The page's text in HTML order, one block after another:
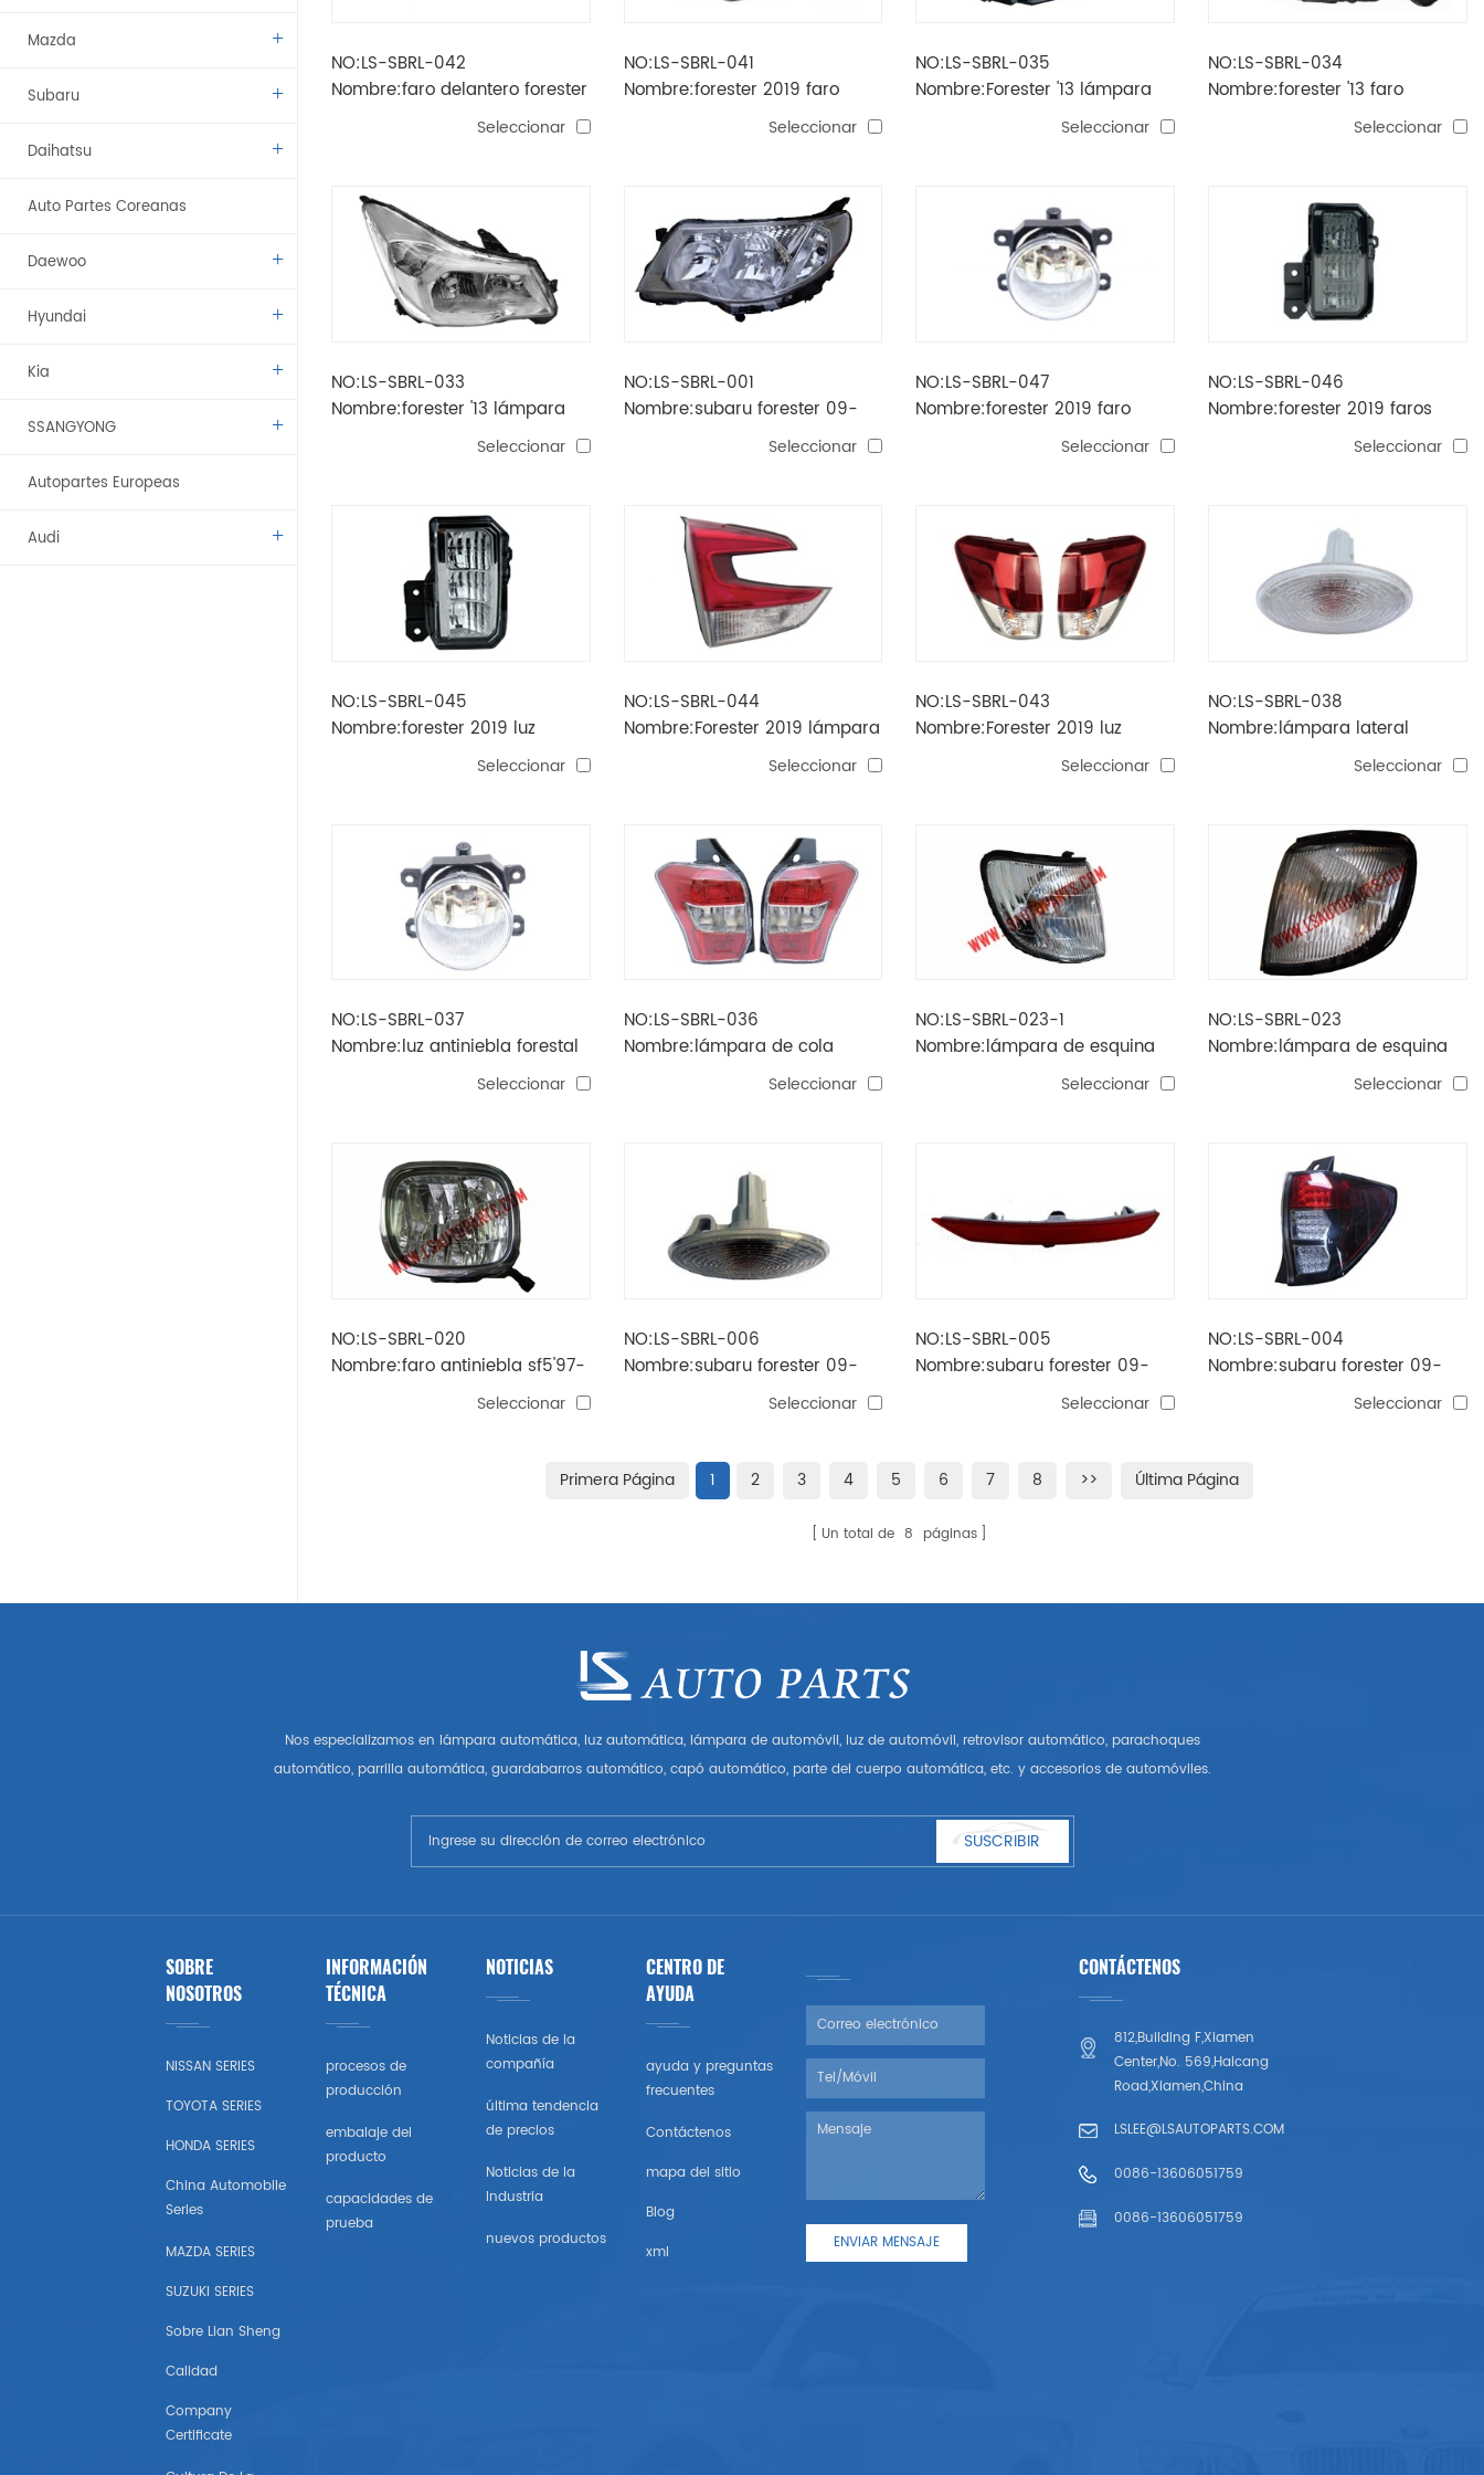
Mazda
Subaru
Daihatsu
Auto Partes Coreanas
Daewoo
Hyundai
Kia
SSANGYONG
Autopartes Europeas
Audi
Nissan (estados Unidos)
Mitsubishi (estados Unidos)
Chrysler Estados Unidos
NO:LS-SBRL-042
Nombre:faro delantero forester
2019 ((w / o led drl) eléctrico
Seleccionar
NO:LS-SBRL-041
Nombre:forester 2019 faro
delantero (w / led drl)Seleccionar
NO:LS-SBRL-035
Nombre:Forester '13 lámpara
frontal hologen （h11 / hb3 /
Seleccionar
NO:LS-SBRL-034
Nombre:forester '13 faro
delantero negro hid (lente
Seleccionar
NO:LS-SBRL-033
Nombre:forester '13 lámpara
de cabeza hid （lenteSeleccionar
NO:LS-SBRL-001
Nombre:subaru forester 09-
lampara principalSeleccionar
NO:LS-SBRL-047
Nombre:forester 2019 faro
Seleccionar
NO:LS-SBRL-046
Nombre:forester 2019 faros
antiniebla (led) lentes de
Seleccionar
NO:LS-SBRL-045
Nombre:forester 2019 luz
antiniebla (led) lenteSeleccionar
NO:LS-SBRL-044
Nombre:Forester 2019 lámpara
de marcha atrás (led)Seleccionar
NO:LS-SBRL-043
Nombre:Forester 2019 luz
Seleccionar
NO:LS-SBRL-038
Nombre:lámpara lateral
Seleccionar
NO:LS-SBRL-037
Nombre:luz antiniebla forestal
Seleccionar
NO:LS-SBRL-036
Nombre:lámpara de cola
forester '13 (w21 * 2 / 5w * 2 /
Seleccionar
NO:LS-SBRL-023-1
Nombre:lámpara de esquina
Seleccionar
NO:LS-SBRL-023
Nombre:lámpara de esquina
Seleccionar
NO:LS-SBRL-020
Nombre:faro antiniebla sf5'97-
Seleccionar
NO:LS-SBRL-006
Nombre:subaru forester 09-
Seleccionar
NO:LS-SBRL-005
Nombre:subaru forester 09-
luz de parachoques trasero
Seleccionar
NO:LS-SBRL-004
Nombre:subaru forester 09-
taillamp (negro, led)Seleccionar
Primera Página 1 2 3 4 5 6 7 8 >> Última Página
Un total de 8 páginas
Nos especializamos en lámpara automática, luz automática, lámpara de automóvil, luz de automóvil, retrovisor automático, parachoques
automático, parrilla automática, guardabarros automático, capó automático, parte del cuerpo automática, etc. y accesorios de automóviles.
SUSCRIBIR
SOBRE
NOSOTROS
NISSAN SERIES
TOYOTA SERIES
HONDA SERIES
China Automobile
Series
MAZDA SERIES
SUZUKI SERIES
Sobre Lian Sheng
Calidad
Company
Certificate
INFORMACIÓN
TÉCNICA
procesos de
producción
embalaje del
producto
capacidades de
prueba
NOTICIAS
Noticias de la
compañía
última tendencia
de precios
Noticias de la
Industria
nuevos productos
CENTRO DE
AYUDA
ayuda y preguntas
frecuentes
Contáctenos
mapa del sitio
Blog
xml
CONTÁCTENOS
812,Building F,Xiamen
Center,No. 569,Haicang
Road,Xiamen,China
LSLEE@LSAUTOPARTS.COM
0086-13606051759
0086-13606051759